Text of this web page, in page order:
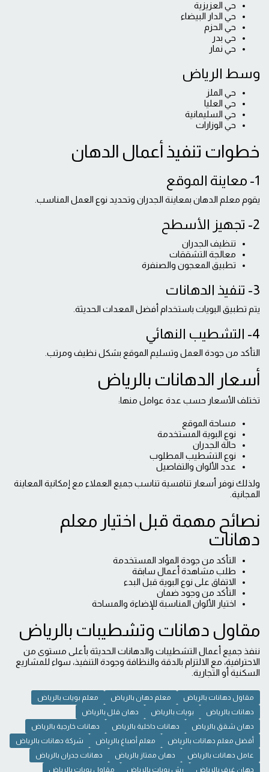
حي العزيزية
حي الدار البيضاء
حي الحزم
حي بدر
حي نمار
وسط الرياض
حي الملز
حي العليا
حي السليمانية
حي الوزارات
خطوات تنفيذ أعمال الدهان
1- معاينة الموقع
يقوم معلم الدهان بمعاينة الجدران وتحديد نوع العمل المناسب.
2- تجهيز الأسطح
تنظيف الجدران
معالجة التشققات
تطبيق المعجون والصنفرة
3- تنفيذ الدهانات
يتم تطبيق البويات باستخدام أفضل المعدات الحديثة.
4- التشطيب النهائي
التأكد من جودة العمل وتسليم الموقع بشكل نظيف ومرتب.
أسعار الدهانات بالرياض
تختلف الأسعار حسب عدة عوامل منها:
مساحة الموقع
نوع البوية المستخدمة
حالة الجدران
نوع التشطيب المطلوب
عدد الألوان والتفاصيل
ولذلك نوفر أسعار تنافسية تناسب جميع العملاء مع إمكانية المعاينة
المجانية.
نصائح مهمة قبل اختيار معلم
دهانات
التأكد من جودة المواد المستخدمة
طلب مشاهدة أعمال سابقة
الاتفاق على نوع البوية قبل البدء
التأكد من وجود ضمان
اختيار الألوان المناسبة للإضاءة والمساحة
مقاول دهانات وتشطيبات بالرياض
ننفذ جميع أعمال التشطيبات والدهانات الحديثة بأعلى مستوى من
الاحترافية، مع الالتزام بالدقة والنظافة وجودة التنفيذ، سواء للمشاريع
السكنية أو التجارية.
مقاول دهانات بالرياض معلم دهان بالرياض
معلم بويات بالرياض
دهانات بالرياض
بويات بالرياض
دهان فلل بالرياض
دهان شقق بالرياض
دهانات داخلية بالرياض
دهانات خارجية بالرياض
أفضل معلم دهانات بالرياض
معلم أصباغ بالرياض
شركة دهانات بالرياض
عامل دهانات بالرياض
دهان ممتاز بالرياض
دهانات جدران بالرياض
دهان غرف بالرياض
رش بويات بالرياض
مقاول بويات بالرياض